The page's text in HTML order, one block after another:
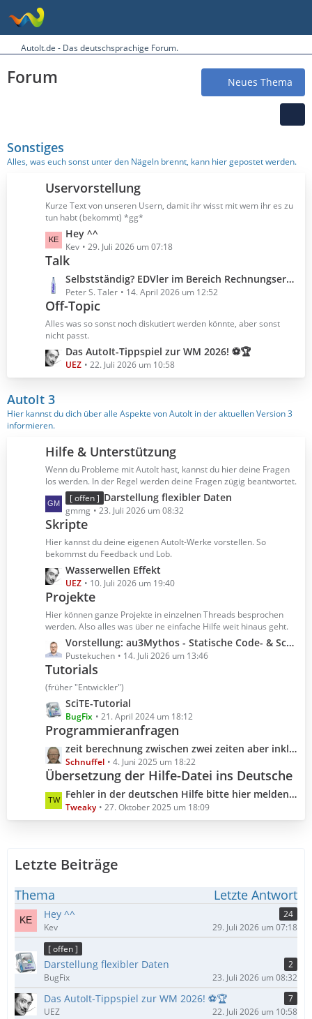
AutoIt.de - Das deutschsprachige Forum.
Forum Neues Thema
Sonstiges
Alles, was euch sonst unter den Nägeln brennt, kann hier gepostet werden.
Uservorstellung
Kurze Text von unseren Usern, damit ihr wisst mit wem ihr es zu
tun habt (bekommt) *gg*
L
e
t
e
B
e
t
g
e
Hey ^^
Kev 29. Juli 2026 um 07:18
Talk
t
z
t
e
B
e
t
r
ä
g
e
Selbstständig? EDVler im Bereich Rechnungserstellung?
Peter S. Taler 14. April 2026 um 12:52
Off-Topic
Alles was so sonst noch diskutiert werden könnte, aber sonst
nicht passt.
L
e
t
z
t
e
e
i
t
ä
g
e
Das AutoIt-Tippspiel zur WM 2026! ⚽🏆
UEZ 22. Juli 2026 um 10:58
AutoIt 3
Hier kannst du dich über alle Aspekte von AutoIt in der aktuellen Version 3
informieren.
Hilfe & Unterstützung
Wenn du Probleme mit AutoIt hast, kannst du hier deine Fragen
los werden. In der Regel werden deine Fragen zügig beantwortet.
L
e
t
z
t
e
B
e
i
t
ä
g
e
[ offen ] Darstellung flexibler Daten
gmmg 23. Juli 2026 um 08:32
Skripte
Hier kannst du deine eigenen AutoIt-Werke vorstellen. So
bekommst du Feedback und Lob.
L
e
t
z
t
B
e
i
t
r
ä
g
e
Wasserwellen Effekt
UEZ 10. Juli 2026 um 19:40
Projekte
Hier können ganze Projekte in einzelnen Threads besprochen
werden. Also alles was über ne einfache Hilfe weit hinaus geht.
e
t
z
e
B
i
t
r
ä
g
e
Vorstellung: au3Mythos - Statische Code- & Scoping-Analyse für AutoIt 3
Pustekuchen 14. Juli 2026 um 13:46
Tutorials
(früher "Entwickler")
L
e
t
z
t
e
e
g
SciTE-Tutorial
BugFix 21. April 2024 um 18:12
Programmieranfragen
L
e
t
z
e
i
t
ä
g
e
zeit berechnung zwischen zwei zeiten aber inklusive millisekunden
Schnuffel 4. Juni 2025 um 18:22
Übersetzung der Hilfe-Datei ins Deutsche
L
e
t
e
e
t
r
ä
g
e
Fehler in der deutschen Hilfe bitte hier melden (Hilfedatei 3.3.18.0 2025.10.04)
Tweaky 27. Oktober 2025 um 18:09
Letzte Beiträge
Thema Letzte Antwort
Hey ^^
24
Kev
29. Juli 2026 um 07:18
[ offen ]
Darstellung flexibler Daten
2
BugFix
23. Juli 2026 um 08:32
Das AutoIt-Tippspiel zur WM 2026! ⚽🏆
7
UEZ
22. Juli 2026 um 10:58